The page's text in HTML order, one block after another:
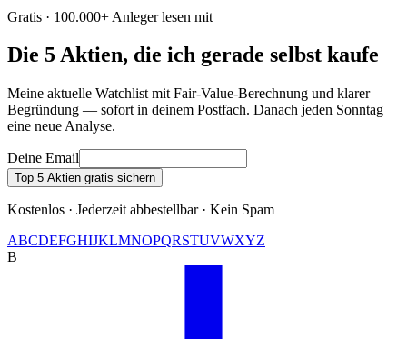
Gratis · 100.000+ Anleger lesen mit
Die 5 Aktien, die ich gerade selbst kaufe
Meine aktuelle Watchlist mit Fair-Value-Berechnung und klarer
Begründung — sofort in deinem Postfach. Danach jeden Sonntag
eine neue Analyse.
Deine Email
Top 5 Aktien gratis sichern
Kostenlos · Jederzeit abbestellbar · Kein Spam
ABCDEFGHIJKLMNOPQRSTUVWXYZ
B